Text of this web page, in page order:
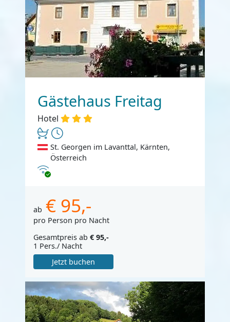
Gästehaus Freitag
Hotel
St. Georgen im Lavanttal, Kärnten,
Österreich
Internet
ab € 95,-
pro Person pro Nacht
Gesamtpreis ab € 95,-
1 Pers./ Nacht
Jetzt buchen